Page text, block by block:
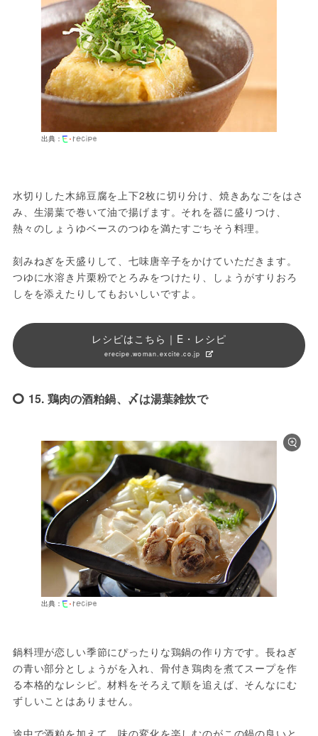
出典：
水切りした木綿豆腐を上下2枚に切り分け、焼きあなごをはさ
み、生湯葉で巻いて油で揚げます。それを器に盛りつけ、
熱々のしょうゆベースのつゆを満たすごちそう料理。
刻みねぎを天盛りして、七味唐辛子をかけていただきます。
つゆに水溶き片栗粉でとろみをつけたり、しょうがすりおろ
しをを添えたりしてもおいしいですよ。
レシピはこちら｜E・レシピ
erecipe.woman.excite.co.jp
15. 鶏肉の酒粕鍋、〆は湯葉雑炊で
出典：
鍋料理が恋しい季節にぴったりな鶏鍋の作り方です。長ねぎ
の青い部分としょうがを入れ、骨付き鶏肉を煮てスープを作
る本格的なレシピ。材料をそろえて順を追えば、そんなにむ
ずしいことはありません。